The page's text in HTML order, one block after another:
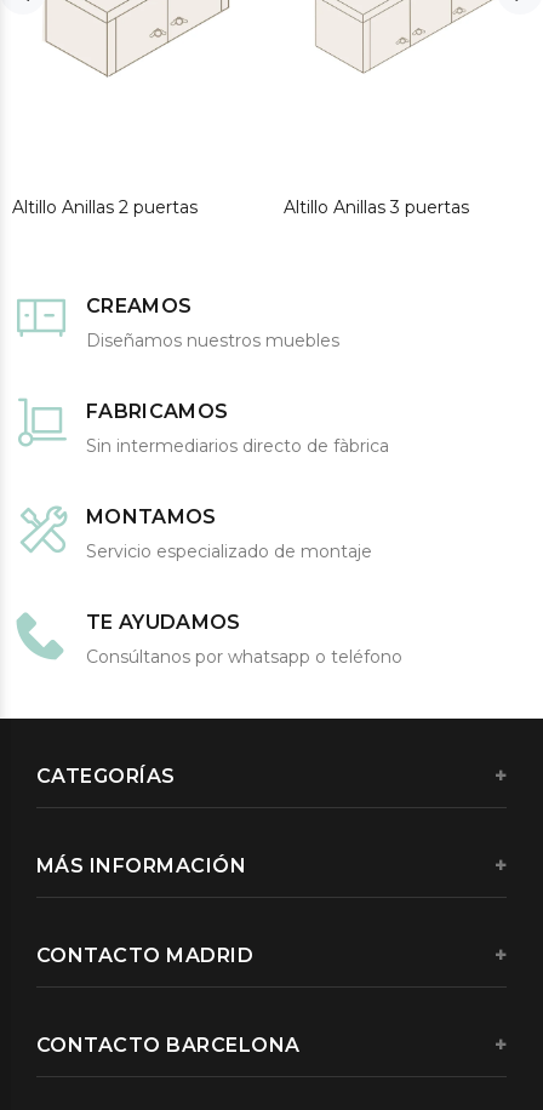
Altillo Anillas 2 puertas Altillo Anillas 3 puertas
CREAMOS
Diseñamos nuestros muebles
FABRICAMOS
Sin intermediarios directo de fàbrica
MONTAMOS
Servicio especializado de montaje
TE AYUDAMOS
Consúltanos por whatsapp o teléfono
CATEGORÍAS
MÁS INFORMACIÓN
CONTACTO MADRID
CONTACTO BARCELONA